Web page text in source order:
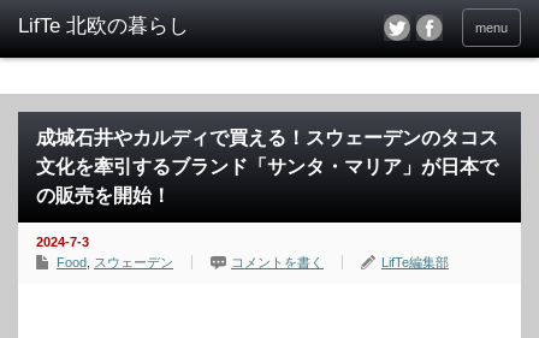
menu
成城石井やカルディで買える！スウェーデンのタコス
文化を牽引するブランド「サンタ・マリア」が日本で
の販売を開始！
2024-7-3
Food スウェーデン コメントを書く LifTe編集部